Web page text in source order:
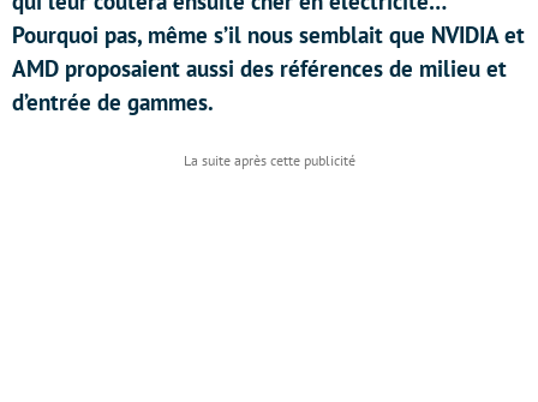
Pourquoi pas, même s’il nous semblait que NVIDIA et
AMD proposaient aussi des références de milieu et
d’entrée de gammes.